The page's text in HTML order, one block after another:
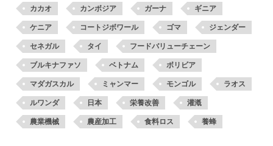
カカオ カンボジア ガーナ ギニア
ケニア コートジボワール ゴマ ジェンダー
セネガル タイ フードバリューチェーン
ブルキナファソ ベトナム ボリビア
マダガスカル ミャンマー モンゴル ラオス
ルワンダ 日本 栄養改善 灌漑
農業機械 農産加工 食料ロス 養蜂